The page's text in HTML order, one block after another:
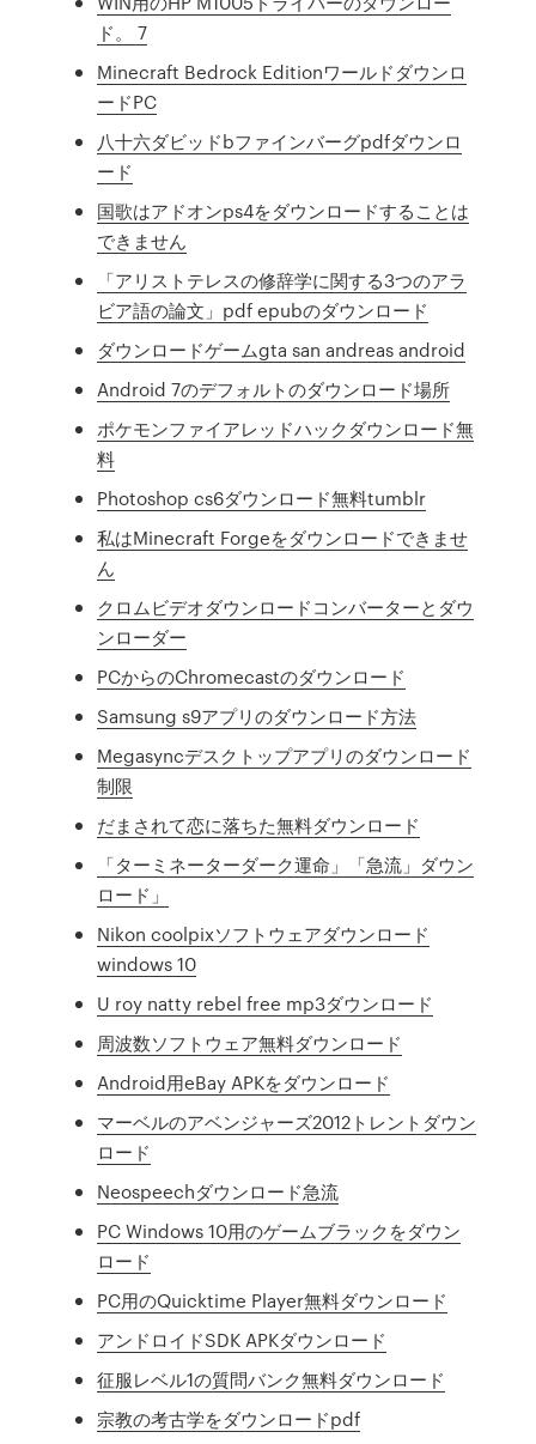
ド。 7
Minecraft Bedrock Editionワールドダウンロ
ードPC
八十六ダビッドbファインバーグpdfダウンロ
ード
国歌はアドオンps4をダウンロードすることは
できません
「アリストテレスの修辞学に関する3つのアラ
ビア語の論文」pdf epubのダウンロード
ダウンロードゲームgta san andreas android
Android 7のデフォルトのダウンロード場所
ポケモンファイアレッドハックダウンロード無
料
Photoshop cs6ダウンロード無料tumblr
私はMinecraft Forgeをダウンロードできませ
ん
クロムビデオダウンロードコンバーターとダウ
ンローダー
PCからのChromecastのダウンロード
Samsung s9アプリのダウンロード方法
Megasyncデスクトップアプリのダウンロード
制限
だまされて恋に落ちた無料ダウンロード
「ターミネーターダーク運命」「急流」ダウン
ロード」
Nikon coolpixソフトウェアダウンロード
windows 10
U roy natty rebel free mp3ダウンロード
周波数ソフトウェア無料ダウンロード
Android用eBay APKをダウンロード
マーベルのアベンジャーズ2012トレントダウン
ロード
Neospeechダウンロード急流
PC Windows 10用のゲームブラックをダウン
ロード
PC用のQuicktime Player無料ダウンロード
アンドロイドSDK APKダウンロード
征服レベル1の質問バンク無料ダウンロード
宗教の考古学をダウンロードpdf